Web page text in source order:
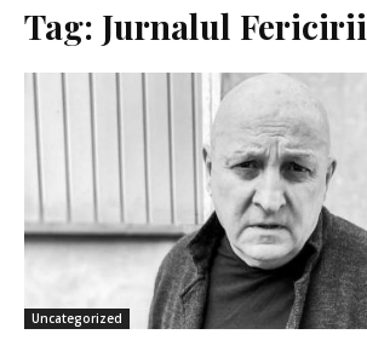
Tag: Jurnalul Fericirii
Uncategorized